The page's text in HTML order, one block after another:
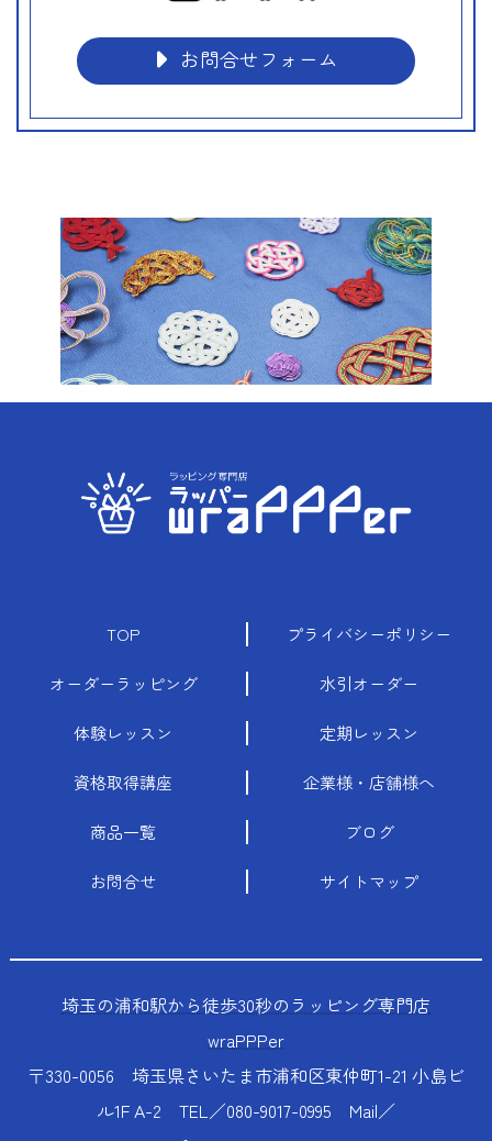
お問合せフォーム
TOP プライバシーポリシー
オーダーラッピング 水引オーダー
体験レッスン 定期レッスン
資格取得講座 企業様・店舗様へ
商品一覧 ブログ
お問合せ サイトマップ
埼玉の浦和駅から徒歩30秒のラッピング専門店
wraPPPer
〒330-0056 埼玉県さいたま市浦和区東仲町1-21 小島ビ
ル1F A-2 TEL／080-9017-0995 Mail／